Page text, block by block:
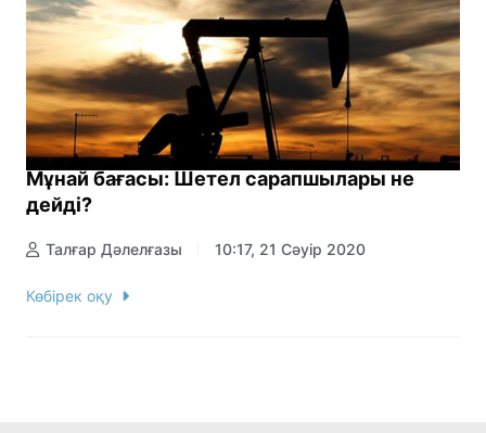
Мұнай бағасы: Шетел сарапшылары не
дейді?
Талғар Дәлелғазы 10:17, 21 Сәуір 2020
Көбірек оқу